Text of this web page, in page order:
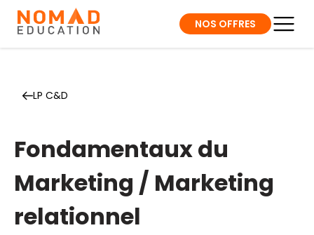
NOS OFFRES
LP C&D
Fondamentaux du
Marketing / Marketing
relationnel